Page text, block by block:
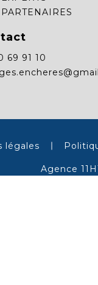
69 91 10
légales
Agence